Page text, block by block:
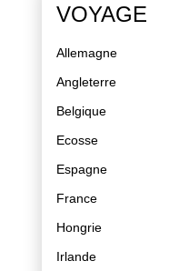
VOYAGE
Allemagne
Angleterre
Belgique
Ecosse
Espagne
France
Hongrie
Irlande